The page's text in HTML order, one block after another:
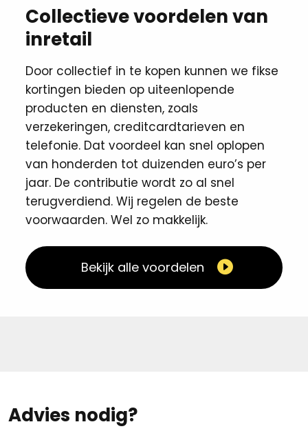
Collectieve voordelen van
inretail
Door collectief in te kopen kunnen we fikse
kortingen ​bieden op uiteenlopende
producten en diensten, zoals
verzekeringen, creditcardtarieven en
telefonie. Dat voordeel kan snel oplopen
van honderden tot duizenden euro’s per
jaar. De contributie wordt zo al snel
terugverdiend. Wij regelen de beste
voorwaarden. Wel zo makkelijk. ​
Bekijk alle voordelen
Advies nodig?